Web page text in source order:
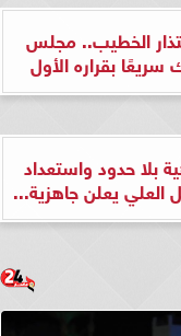
الخطيب.. مجلس
سريعًا بقراره الأول
بلا حدود واستعداد
العلي يعلن جاهزية...